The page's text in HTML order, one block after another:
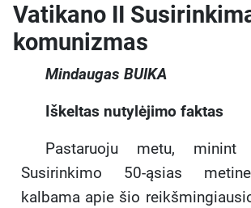
Vatikano II
komunizmas
Mindaugas BUIKA
Iškeltas nutylėjimo faktas
Pastaruoju metu,
Susirinkimo 50-ąsias
kalbama apie šio